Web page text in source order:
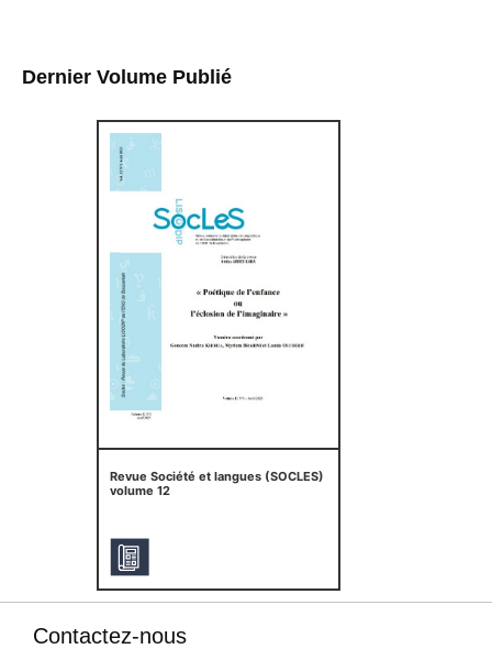
Dernier Volume Publié
Revue Société et langues (SOCLES)
volume 12
Contactez-nous